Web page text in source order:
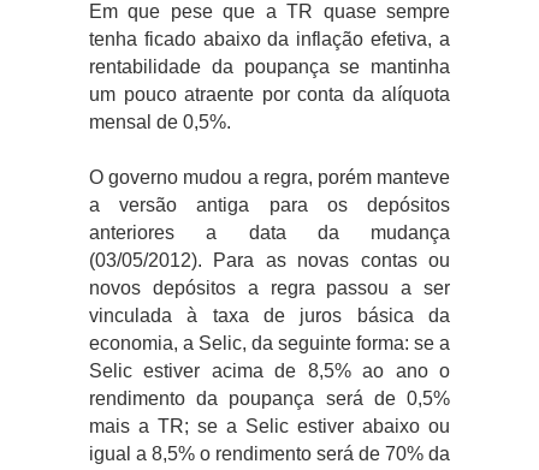
Em que pese que a TR quase sempre
tenha ficado abaixo da inflação efetiva, a
rentabilidade da poupança se mantinha
um pouco atraente por conta da alíquota
mensal de 0,5%.
O governo mudou a regra, porém manteve
a versão antiga para os depósitos
anteriores a data da mudança
(03/05/2012). Para as novas contas ou
novos depósitos a regra passou a ser
vinculada à taxa de juros básica da
economia, a Selic, da seguinte forma: se a
Selic estiver acima de 8,5% ao ano o
rendimento da poupança será de 0,5%
mais a TR; se a Selic estiver abaixo ou
igual a 8,5% o rendimento será de 70% da